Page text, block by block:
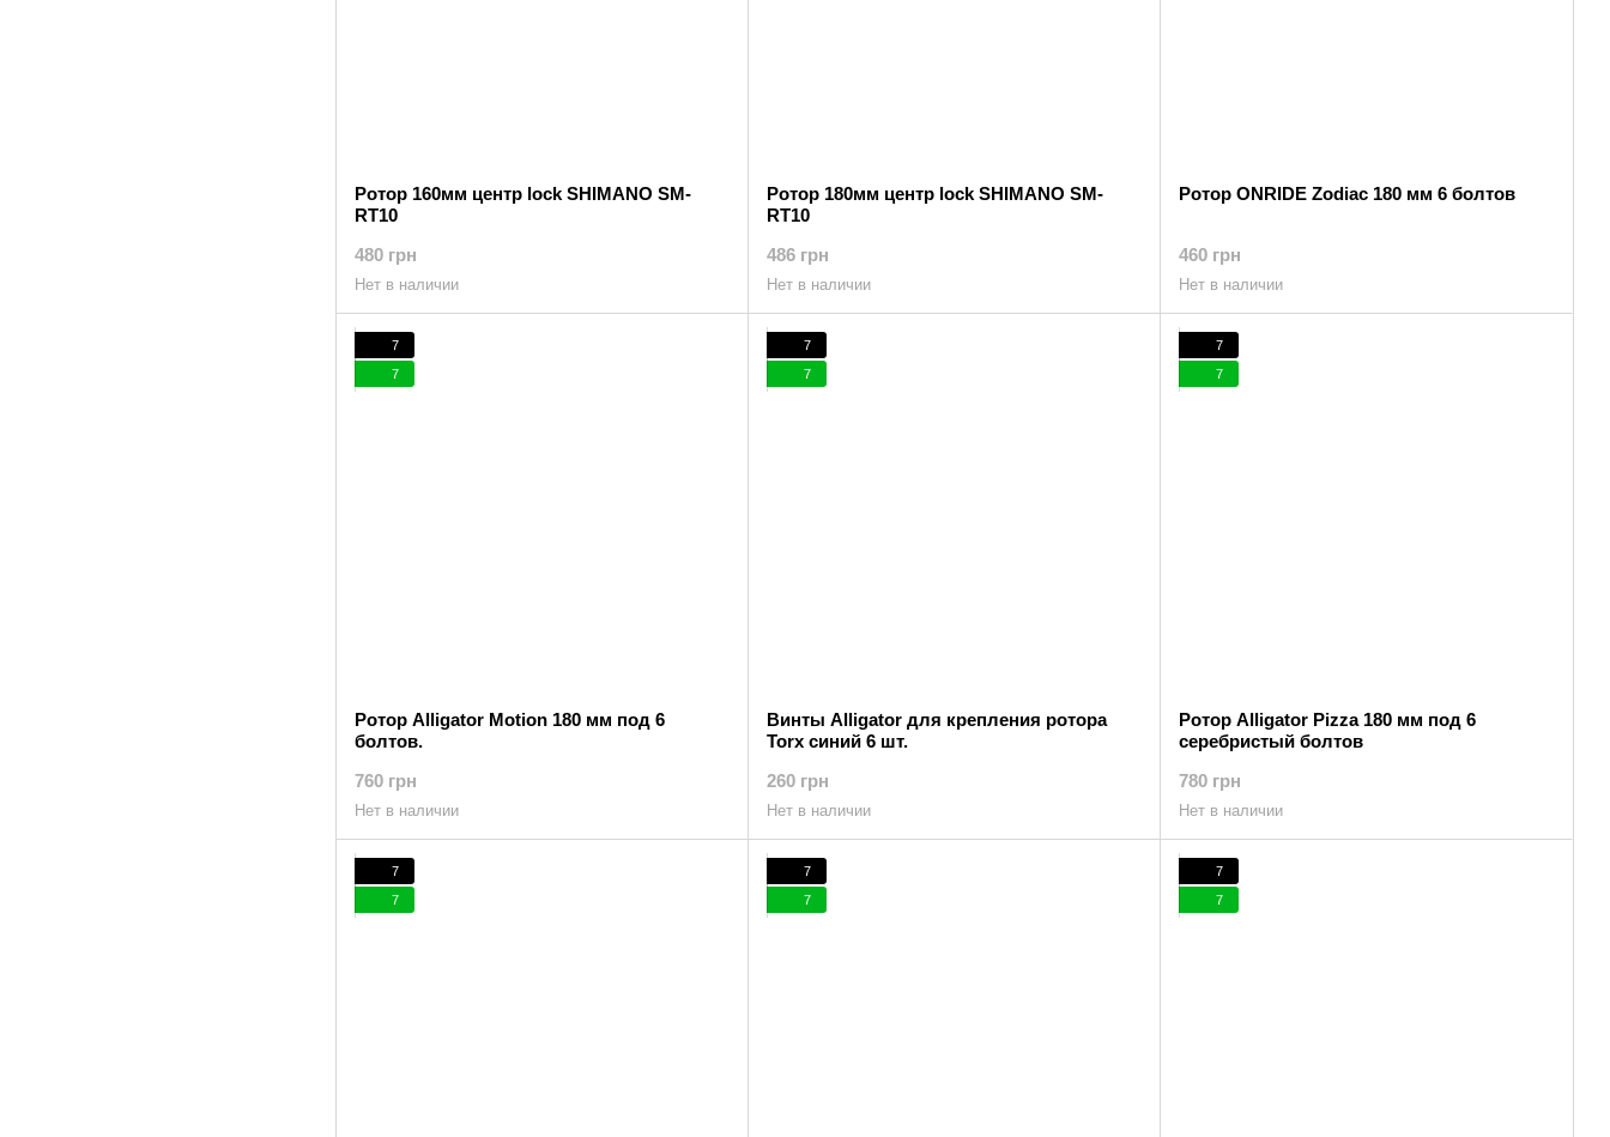
Ротор 160мм центр lock SHIMANO SM-
RT10
480 грн
Нет в наличии
Ротор 180мм центр lock SHIMANO SM-
RT10
486 грн
Нет в наличии
Ротор ONRIDE Zodiac 180 мм 6 болтов
460 грн
Нет в наличии
7
7
Ротор Alligator Motion 180 мм под 6
болтов.
760 грн
Нет в наличии
7
7
Винты Alligator для крепления ротора
Torx синий 6 шт.
260 грн
Нет в наличии
7
7
Ротор Alligator Pizza 180 мм под 6
серебристый болтов
780 грн
Нет в наличии
7
7
7
7
7
7